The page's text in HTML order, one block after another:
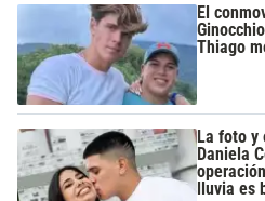
El
Thiago
La foto y
Daniela
lluvia es